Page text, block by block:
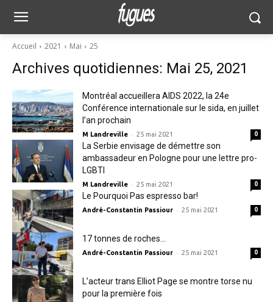
Accueil 2021 Mai 25
Archives quotidiennes: Mai 25, 2021
Montréal accueillera AIDS 2022, la 24e
Conférence internationale sur le sida, en juillet
l’an prochain
M Landreville - 25 mai 2021 0
La Serbie envisage de démettre son
ambassadeur en Pologne pour une lettre pro-
LGBTI
M Landreville - 25 mai 2021 0
Le Pourquoi Pas espresso bar!
André-Constantin Passiour - 25 mai 2021 0
17 tonnes de roches…
André-Constantin Passiour - 25 mai 2021 0
L’acteur trans Elliot Page se montre torse nu
pour la première fois